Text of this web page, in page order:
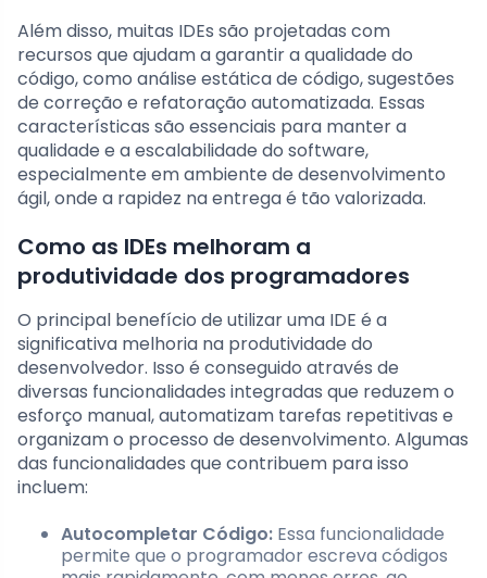
Além disso, muitas IDEs são projetadas com
recursos que ajudam a garantir a qualidade do
código, como análise estática de código, sugestões
de correção e refatoração automatizada. Essas
características são essenciais para manter a
qualidade e a escalabilidade do software,
especialmente em ambiente de desenvolvimento
ágil, onde a rapidez na entrega é tão valorizada.
Como as IDEs melhoram a
produtividade dos programadores
O principal benefício de utilizar uma IDE é a
significativa melhoria na produtividade do
desenvolvedor. Isso é conseguido através de
diversas funcionalidades integradas que reduzem o
esforço manual, automatizam tarefas repetitivas e
organizam o processo de desenvolvimento. Algumas
das funcionalidades que contribuem para isso
incluem:
Autocompletar Código: Essa funcionalidade
permite que o programador escreva códigos